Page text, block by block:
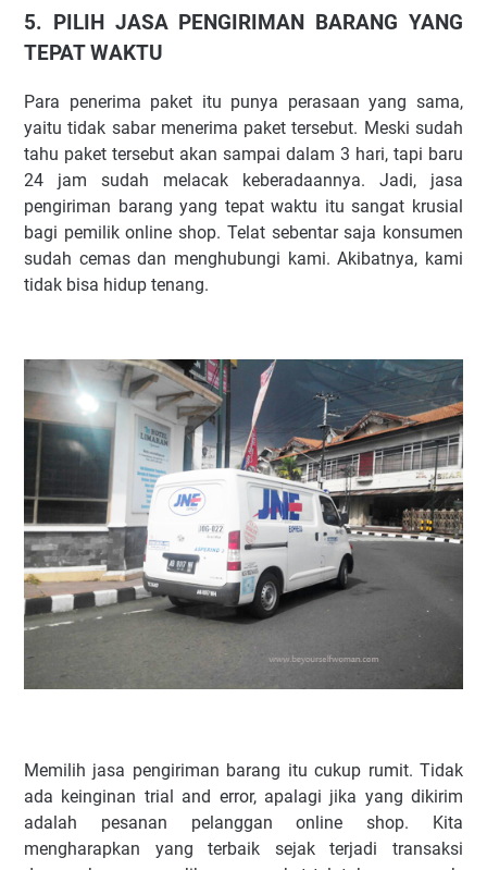
5. PILIH JASA PENGIRIMAN BARANG YANG
TEPAT WAKTU
Para penerima paket itu punya perasaan yang sama,
yaitu tidak sabar menerima paket tersebut. Meski sudah
tahu paket tersebut akan sampai dalam 3 hari, tapi baru
24 jam sudah melacak keberadaannya. Jadi, jasa
pengiriman barang yang tepat waktu itu sangat krusial
bagi pemilik online shop. Telat sebentar saja konsumen
sudah cemas dan menghubungi kami. Akibatnya, kami
tidak bisa hidup tenang.
Memilih jasa pengiriman barang itu cukup rumit. Tidak
ada keinginan trial and error, apalagi jika yang dikirim
adalah pesanan pelanggan online shop. Kita
mengharapkan yang terbaik sejak terjadi transaksi